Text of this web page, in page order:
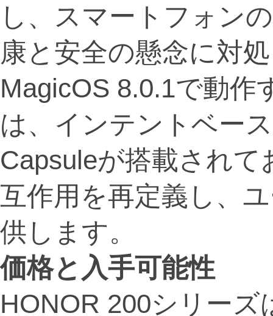
し、スマートフォン
康と安全の懸念に対
MagicOS 8.0.1で動作
は、インテントベー
Capsuleが搭載され
互作用を再定義し、
供します。
価格と入手可能性
HONOR 200シリー